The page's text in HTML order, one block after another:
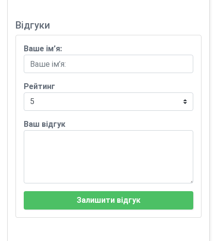
Відгуки
Ваше ім’я:
Рейтинг
Ваш відгук
Залишити відгук